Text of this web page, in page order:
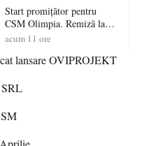
Start promițător pentru
CSM Olimpia. Remiză la
Dumbrăvița în debutul
acum 11 ore